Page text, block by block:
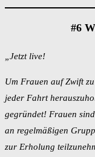
#6
„Jetzt live!
Um Frauen auf Zwift
jeder Fahrt
gegründet! Frauen
an regelmäßigen
zur Erholung